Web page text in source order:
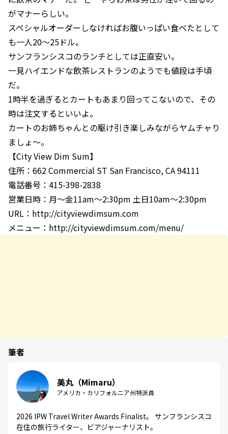
がマナーらしい。
スペシャルオーダーしなければお腹いっぱい食べたとして
も一人20〜25ドル。
サンフランシスコのランチとしては正直安い。
一見ハイエンドな飲茶レストランのようでも値段は手頃
だ。
1時半を過ぎるとカートもあまり回ってこないので、その
時は注文するといいよ。
カートのお姉ちゃんとの駆け引き楽しみながらヤムチャり
ましょ〜。
【City View Dim Sum】
住所：662 Commercial ST San Francisco, CA 94111
電話番号：415-398-2838
営業日時：月〜金11am〜2:30pm 土日10am〜2:30pm
URL：http://cityviewdimsum.com
メニュー：http://cityviewdimsum.com/menu/
筆者
美丸（Mimaru）
アメリカ・カリフォルニア州特派員
2026 IPW Travel Writer Awards Finalist。 サンフランシスコ
在住の旅行ライター、ビアジャーナリスト。